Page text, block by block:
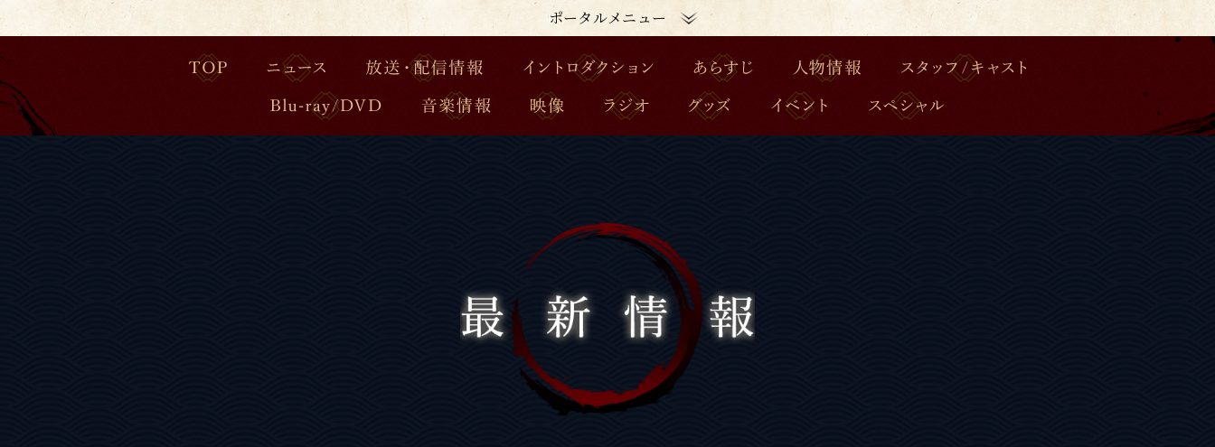
ポータルメニュー